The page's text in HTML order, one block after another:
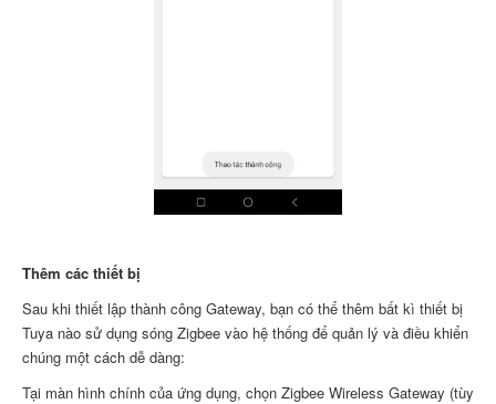
Thêm các thiết bị
Sau khi thiết lập thành công Gateway, bạn có thể thêm bất kì thiết bị
Tuya nào sử dụng sóng Zigbee vào hệ thống để quản lý và điều khiển
chúng một cách dễ dàng:
Tại màn hình chính của ứng dụng, chọn Zigbee Wireless Gateway (tùy